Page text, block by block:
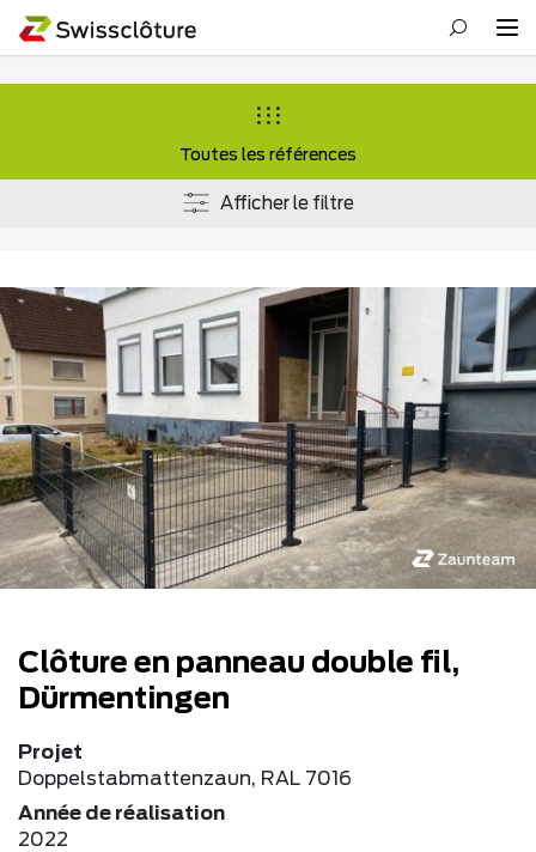
Toutes les références
Afficher le filtre
Clôture en panneau double fil,
Dürmentingen
Projet
Doppelstabmattenzaun, RAL 7016
Année de réalisation
2022